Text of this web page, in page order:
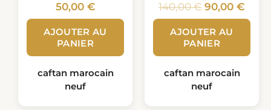
50,00 €
AJOUTER AU
PANIER
caftan marocain
neuf
140,00€ 90,00 €
AJOUTER AU
PANIER
caftan marocain
neuf